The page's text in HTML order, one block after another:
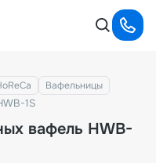
Вафельницы
1S
вафель HWB-